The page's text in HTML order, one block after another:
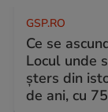
GSP.RO
Ce se
Locul unde
șters din
de ani, cu